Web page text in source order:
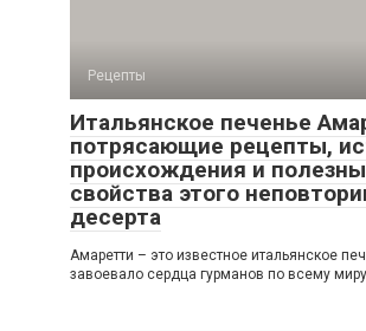
Рецепты
Итальянское печенье
потрясающие рецепты,
происхождения и
свойства этого
десерта
Амаретти – это известное итальянское
завоевало сердца гурманов по всему